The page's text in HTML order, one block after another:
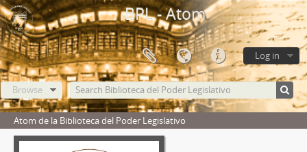
BPL - Atom
Log in
Browse
Atom de la Biblioteca del Poder Legislativo